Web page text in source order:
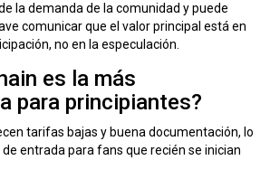
la demanda de la comunidad y puede
comunicar que el valor principal está en
no en la especulación.
es la más
para principiantes?
tarifas bajas y buena documentación, lo
entrada para fans que recién se inician